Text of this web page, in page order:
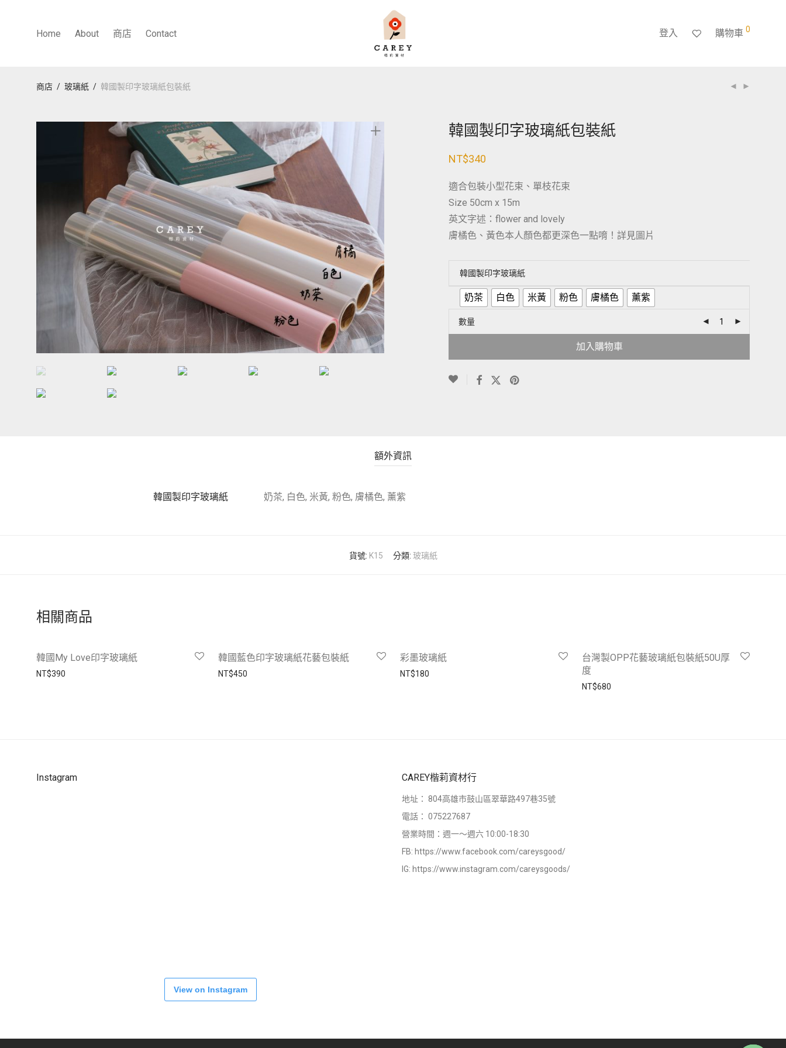
Home About 商店 Contact 登入 購物車 0
商店 / 玻璃紙 / 韓國製印字玻璃紙包裝紙
韓國製印字玻璃紙包裝紙
NT$340
適合包裝小型花束、單枝花束
Size 50cm x 15m
英文字述：flower and lovely
膚橘色、黃色本人顏色都更深色一點唷！詳見圖片
韓國製印字玻璃紙
奶茶 白色 米黃 粉色 膚橘色 薰紫
數量
加入購物車
額外資訊
韓國製印字玻璃紙 奶茶, 白色, 米黃, 粉色, 膚橘色, 薰紫
貨號: K15 分類: 玻璃紙
相關商品
韓國My Love印字玻璃紙
NT$390
韓國藍色印字玻璃紙花藝包裝紙
NT$450
彩墨玻璃紙
NT$180
台灣製OPP花藝玻璃紙包裝紙50U厚
度
NT$680
Instagram
View on Instagram
CAREY楷莉資材行
地址： 804高雄市鼓山區翠華路497巷35號
電話： 075227687
營業時間：週一～週六 10:00-18:30
FB: https://www.facebook.com/careysgood/
IG: https://www.instagram.com/careysgoods/